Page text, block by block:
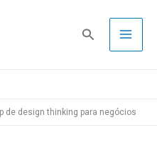
Pesquisa
de design thinking para negócios